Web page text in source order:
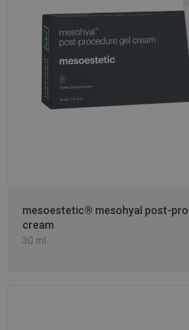
mesoestetic® mesohyal post-
cream
30 ml